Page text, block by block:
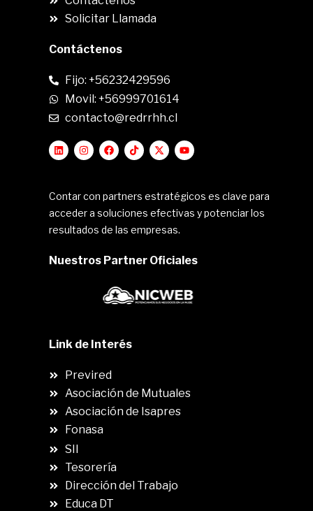
Solicitar Llamada
Contáctenos
Fijo: +56232429596
Movil: +56999701614
contacto@redrrhh.cl
Contar con partners estratégicos es clave para
acceder a soluciones efectivas y potenciar los
resultados de las empresas.
Nuestros Partner Oficiales
Link de Interés
Previred
Asociación de Mutuales
Asociación de Isapres
Fonasa
SII
Tesorería
Dirección del Trabajo
Educa DT